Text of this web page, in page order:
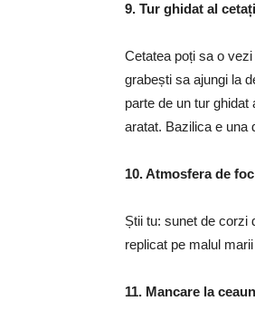
9. Tur ghidat al
Cetatea poți sa o
grabești sa ajungi la
parte de un tur
aratat. Bazilica e una
10. Atmosfera de
Știi tu: sunet de corzi
replicat pe malul
11. Mancare la ceaun